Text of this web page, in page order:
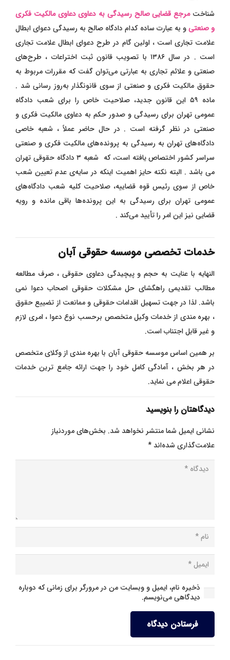
شناختمرجع قضایی صالح رسیدگی به دعاوی دعاوی مالکیت فکری
و صنعتیو به عبارت ساده کدام دادگاه صالح به رسیدگی دعوای ابطال
علامت تجاری است ، اولین گام در طرح دعوای ابطال علامت تجاری
است . در سال ۱۳۸۶ با تصویب قانون ثبت اختراعات ، طرح‌های
صنعتی و علائم تجاری به عبارتی می‌توان گفت که مقررات مربوط به
حقوق مالکیت فکری و صنعتی از سوی قانونگذار به‌روز رسانی شد .
ماده ۵۹ این قانون جدید، صلاحیت خاص را برای شعب دادگاه
عمومی تهران برای رسیدگی و صدور حکم به دعاوی مالکیت فکری و
صنعتی در نظر گرفته است . در حال حاضر عملاً ، شعبه خاصی
دادگاه‌های تهران به رسیدگی به پرونده‌های مالکیت فکری و صنعتی
سراسر کشور اختصاص یافته‌ است، که شعبه ۳ دادگاه حقوقی تهران
می باشد . البته نکته حایز اهمیت اینکه در سایه‌ی عدم تعیین شعب
خاص از سوی رئیس قوه قضاییه، صلاحیت کلیه شعب دادگاه‌های
عمومی تهران برای رسیدگی به این پرونده‌ها باقی مانده و رویه
قضایی نیز این امر را تأیید می‌کند .
خدمات تخصصی موسسه حقوقی آبان
النهایه با عنایت به حجم و پیچیدگی دعاوی حقوقی ، صرف مطالعه
مطالب تقدیمی راهگشای حل مشکلات حقوقی اصحاب دعوا نمی
باشد. لذا در جهت تسهیل اقدامات حقوقی و ممانعت از تضییع حقوق
، بهره مندی از خدمات وکیل متخصص برحسب نوع دعوا ، امری لازم
و غیر قابل اجتناب است.
بر همین اساس موسسه حقوقی آبان با بهره مندی از وکلای متخصص
در هر بخش ، آمادگی کامل خود را جهت ارائه جامع ترین خدمات
حقوقی اعلام می نماید.
دیدگاهتان را بنویسید
نشانی ایمیل شما منتشر نخواهد شد. بخش‌های موردنیاز
علامت‌گذاری شده‌اند*
ذخیره نام، ایمیل و وبسایت من در مرورگر برای زمانی که دوباره
دیدگاهی می‌نویسم.
فرستادن دیدگاه